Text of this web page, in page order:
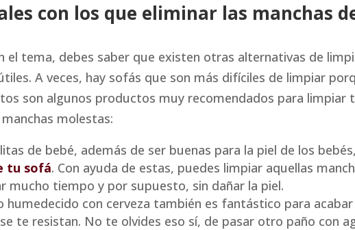
con los que eliminar las manchas
el tema, debes saber que existen otras alternativas de
A veces, hay sofás que son más difíciles de limpiar
son algunos productos muy recomendados para limpiar
molestas:
de bebé, además de ser buenas para la piel de los
tu sofá. Con ayuda de estas, puedes limpiar aquellas
mucho tiempo y por supuesto, sin dañar la piel.
humedecido con cerveza también es fantástico para acabar
te resistan. No te olvides eso sí, de pasar otro paño con